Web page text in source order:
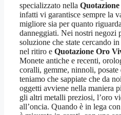
specializzato nella
infatti vi garantisce sempre la
migliore sia per quanto
danneggiati. Nei nostri negozi
soluzione che state cercando
nel ritiro e Quotazione Oro
Monete antiche e recenti,
coralli, gemme, ninnoli,
teniamo che sappiate che da
oggetti avviene nella maniera
gli altri metalli preziosi, l’oro
all’oncia. Quando è in lega